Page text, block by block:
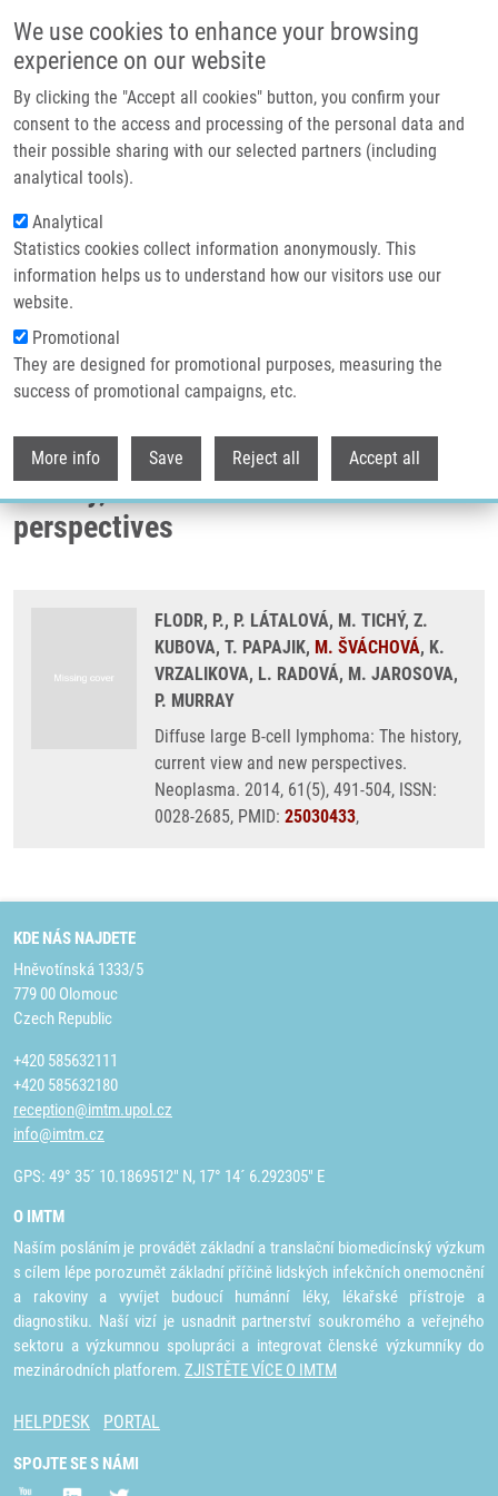
We use cookies to enhance your browsing
experience on our website
By clicking the "Accept all cookies" button, you confirm your
consent to the access and processing of the personal data and
their possible sharing with our selected partners (including
analytical tools).
Analytical
Statistics cookies collect information anonymously. This
information helps us to understand how our visitors use our
website.
Promotional
They are designed for promotional purposes, measuring the
success of promotional campaigns, etc.
More info Save Reject all Accept all
Header image
Drobečková navigace
Domů
Diffuse Large B-cell Lymphoma: The History, Current View And New
Perspectives
Diffuse large B-cell lymphoma: The
history, current view and new
perspectives
FLODR, P., P. LÁTALOVÁ, M. TICHÝ, Z.
KUBOVA, T. PAPAJIK, M. ŠVÁCHOVÁ, K.
VRZALIKOVA, L. RADOVÁ, M. JAROSOVA,
P. MURRAY
Diffuse large B-cell lymphoma: The history,
current view and new perspectives.
Neoplasma. 2014, 61(5), 491-504, ISSN:
0028-2685, PMID: 25030433,
KDE NÁS NAJDETE
Hněvotínská 1333/5
779 00 Olomouc
Czech Republic
+420 585632111
+420 585632180
reception@imtm.upol.cz
info@imtm.cz
GPS: 49° 35´ 10.1869512" N, 17° 14´ 6.292305" E
O IMTM
Naším posláním je provádět základní a translační biomedicínský výzkum
s cílem lépe porozumět základní příčině lidských infekčních onemocnění
a rakoviny a vyvíjet budoucí humánní léky, lékařské přístroje a
diagnostiku. Naší vizí je usnadnit partnerství soukromého a veřejného
sektoru a výzkumnou spolupráci a integrovat členské výzkumníky do
mezinárodních platforem. ZJISTĚTE VÍCE O IMTM
HELPDESK PORTAL
SPOJTE SE S NÁMI